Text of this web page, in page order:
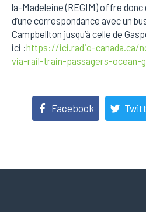
la-Madeleine (REGIM) offre
d’une correspondance avec un
Campbellton jusqu’à celle de
ici :https://ici.radio-canada.ca/
via-rail-train-passagers-ocean-
Facebook